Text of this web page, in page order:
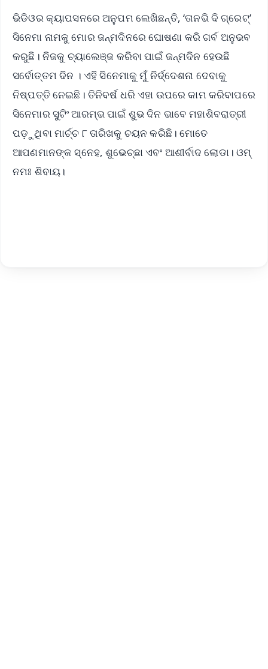
ଭିଡିଓର କ୍ୟାପସନରେ ଅନୁପମ ଲେଖିଛନ୍ତି, ‘ତାନଭି ଦି ଗ୍ରେଟ୍’
ସିନେମା ନାମକୁ ମୋର ଜନ୍ମଦିନରେ ଘୋଷଣା କରି ଗର୍ବ ଅନୁଭବ
କରୁଛି। ନିଜକୁ ଚ୍ୟାଲେଞ୍ଜ କରିବା ପାଇଁ ଜନ୍ମଦିନ ହେଉଛି
ସର୍ବୋତ୍ତମ ଦିନ । ଏହି ସିନେମାକୁ ମୁଁ ନିର୍ଦ୍ଦେଶନା ଦେବାକୁ
ନିଷ୍ପତ୍ତି ନେଇଛି। ତିନିବର୍ଷ ଧରି ଏହା ଉପରେ କାମ କରିବାପରେ
ସିନେମାର ସୁଟିଂ ଆରମ୍ଭ ପାଇଁ ଶୁଭ ଦିନ ଭାବେ ମହାଶିବରାତ୍ରୀ
ପଡ଼ୁଥିବା ମାର୍ଚ୍ଚ ୮ ତାରିଖକୁ ଚୟନ କରିଛି। ମୋତେ
ଆପଣମାନଙ୍କ ସ୍ନେହ, ଶୁଭେଚ୍ଛା ଏବଂ ଆଶୀର୍ବାଦ ଲୋଡା। ଓମ୍
ନମଃ ଶିବାୟ।